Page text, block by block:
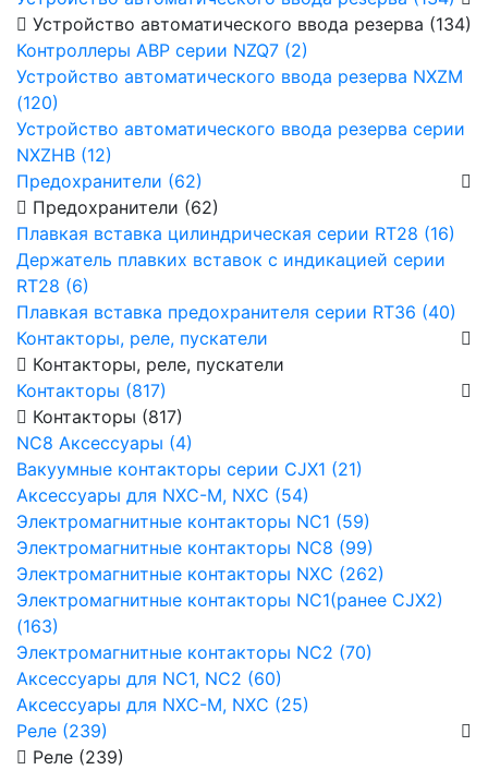
Устройство автоматического ввода резерва (134)
Контроллеры АВР серии NZQ7 (2)
Устройство автоматического ввода резерва NXZM
(120)
Устройство автоматического ввода резерва серии
NXZHB (12)
Предохранители (62)
Предохранители (62)
Плавкая вставка цилиндрическая серии RT28 (16)
Держатель плавких вставок с индикацией серии
RT28 (6)
Плавкая вставка предохранителя серии RT36 (40)
Контакторы, реле, пускатели
Контакторы, реле, пускатели
Контакторы (817)
Контакторы (817)
NC8 Аксессуары (4)
Вакуумные контакторы серии CJX1 (21)
Аксессуары для NXC-M, NXC (54)
Электромагнитные контакторы NC1 (59)
Электромагнитные контакторы NC8 (99)
Электромагнитные контакторы NXC (262)
Электромагнитные контакторы NC1(ранее CJX2)
(163)
Электромагнитные контакторы NC2 (70)
Аксессуары для NC1, NC2 (60)
Аксессуары для NXC-M, NXC (25)
Реле (239)
Реле (239)